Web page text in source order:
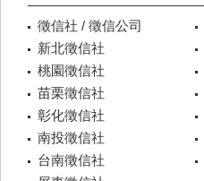
徵信社 / 徵信公司
新北徵信社
桃園徵信社
苗栗徵信社
彰化徵信社
南投徵信社
台南徵信社